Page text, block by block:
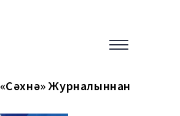
«Сәхнә» Журналыннан